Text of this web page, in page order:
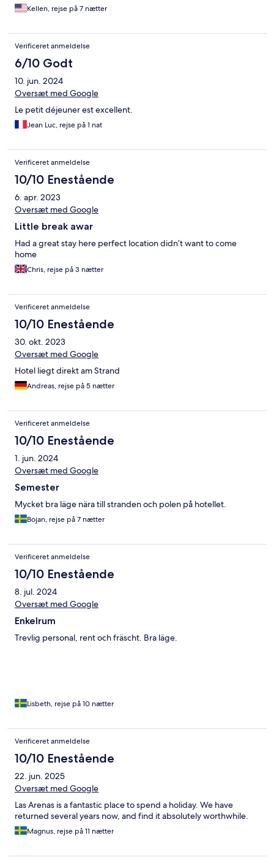
Kellen, rejse på 7 nætter
Verificeret anmeldelse
6/10 Godt
10. jun. 2024
Oversæt med Google
Le petit déjeuner est excellent.
Jean Luc, rejse på 1 nat
Verificeret anmeldelse
10/10 Enestående
6. apr. 2023
Oversæt med Google
Little break awar
Had a great stay here perfect location didn’t want to come
home
Chris, rejse på 3 nætter
Verificeret anmeldelse
10/10 Enestående
30. okt. 2023
Oversæt med Google
Hotel liegt direkt am Strand
Andreas, rejse på 5 nætter
Verificeret anmeldelse
10/10 Enestående
1. jun. 2024
Oversæt med Google
Semester
Mycket bra läge nära till stranden och polen på hotellet.
Bojan, rejse på 7 nætter
Verificeret anmeldelse
10/10 Enestående
8. jul. 2024
Oversæt med Google
Enkelrum
Trevlig personal, rent och fräscht. Bra läge.
Lisbeth, rejse på 10 nætter
Verificeret anmeldelse
10/10 Enestående
22. jun. 2025
Oversæt med Google
Las Arenas is a fantastic place to spend a holiday. We have
returned several years now, and find it absolutely worthwhile.
Magnus, rejse på 11 nætter